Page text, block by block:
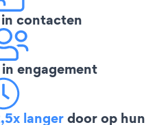
in contacten
in engagement
langerdoor op hun